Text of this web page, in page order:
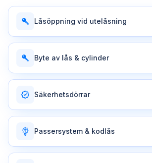
Låsöppning vid utelåsning
Byte av lås & cylinder
Säkerhetsdörrar
Passersystem & kodlås